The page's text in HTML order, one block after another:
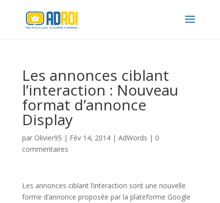
Les annonces ciblant
l’interaction : Nouveau
format d’annonce
Display
par Olivier95 | Fév 14, 2014| AdWords | 0
commentaires
Les annonces ciblant l’interaction sont une nouvelle
forme d’annonce proposée par la plateforme Google